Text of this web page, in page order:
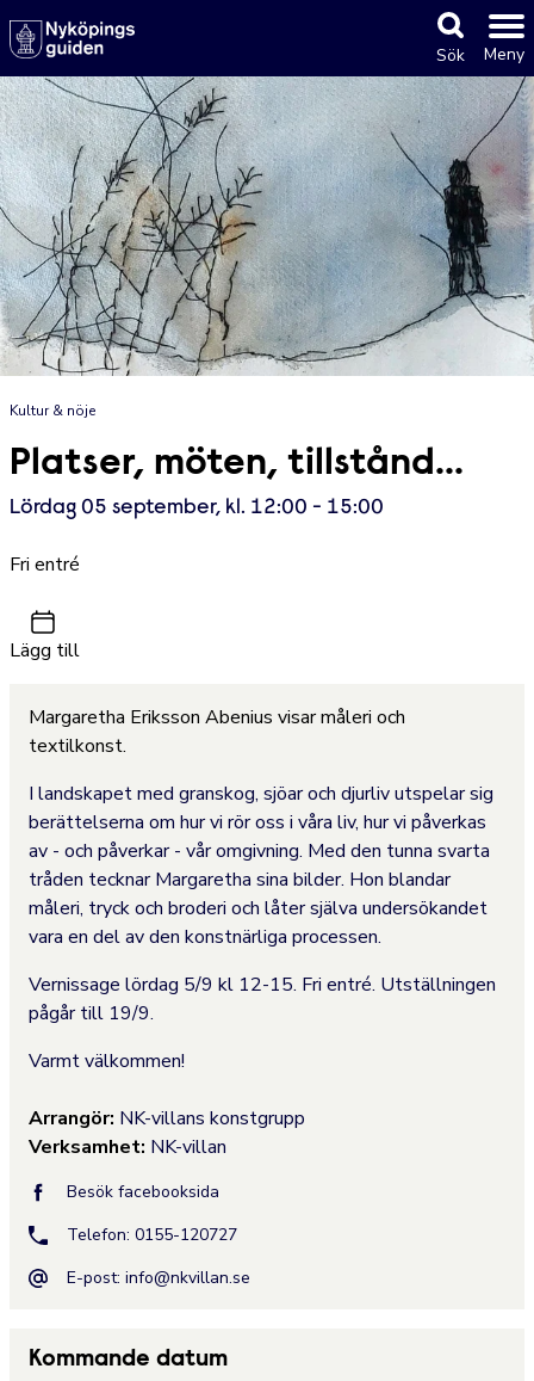
Sök Meny
Kultur & nöje
Platser, möten, tillstånd...
Lördag 05 september, kl. 12:00 - 15:00
Fri entré
Lägg till
Margaretha Eriksson Abenius visar måleri och
textilkonst.
I landskapet med granskog, sjöar och djurliv utspelar sig
berättelserna om hur vi rör oss i våra liv, hur vi påverkas
av - och påverkar - vår omgivning. Med den tunna svarta
tråden tecknar Margaretha sina bilder. Hon blandar
måleri, tryck och broderi och låter själva undersökandet
vara en del av den konstnärliga processen.
Vernissage lördag 5/9 kl 12-15. Fri entré. Utställningen
pågår till 19/9.
Varmt välkommen!
Arrangör: NK-villans konstgrupp
Verksamhet: NK-villan
Besök facebooksida
Telefon: 0155-120727
E-post: info@nkvillan.se
Kommande datum